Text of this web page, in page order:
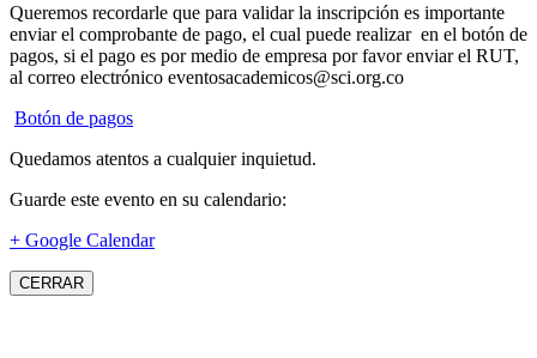
Queremos recordarle que para validar la inscripción es importante
enviar el comprobante de pago, el cual puede realizar en el botón de
pagos, si el pago es por medio de empresa por favor enviar el RUT,
al correo electrónico eventosacademicos@sci.org.co
Botón de pagos
Quedamos atentos a cualquier inquietud.
Guarde este evento en su calendario:
+ Google Calendar
CERRAR